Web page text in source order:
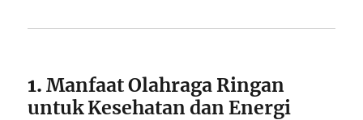
1.Manfaat Olahraga Ringan
untuk Kesehatan dan Energi